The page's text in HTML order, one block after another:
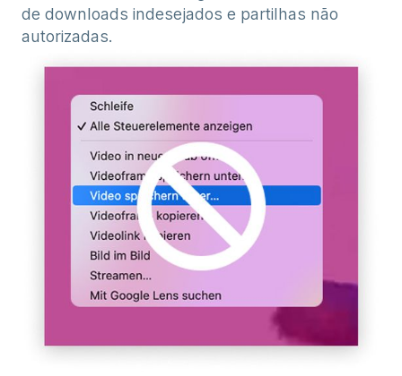
de downloads indesejados e partilhas não
autorizadas.